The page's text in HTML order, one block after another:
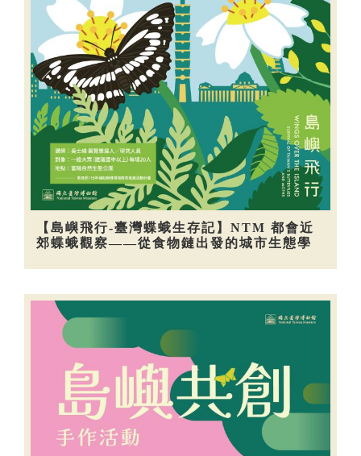
【島嶼飛行-臺灣蝶蛾生存記】NTM 都會近
郊蝶蛾觀察——從食物鏈出發的城市生態學